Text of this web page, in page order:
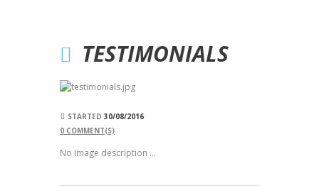
TESTIMONIALS
STARTED 30/08/2016
0 COMMENT(S)
No image description ...